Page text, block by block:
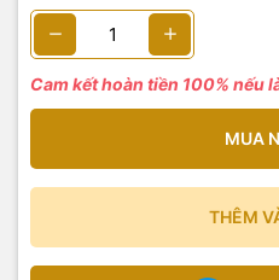
Cam kết hoàn tiền 100% nếu
MUA
THÊM